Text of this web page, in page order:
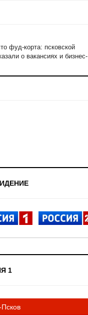
фуд-корта: псковской
о вакансиях и бизнес-
1